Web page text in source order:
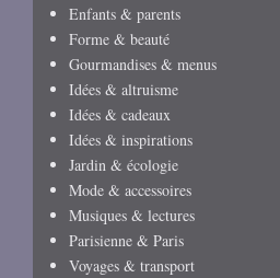
Enfants & parents
Forme & beauté
Gourmandises & menus
Idées & altruisme
Idées & cadeaux
Idées & inspirations
Jardin & écologie
Mode & accessoires
Musiques & lectures
Parisienne & Paris
Voyages & transport